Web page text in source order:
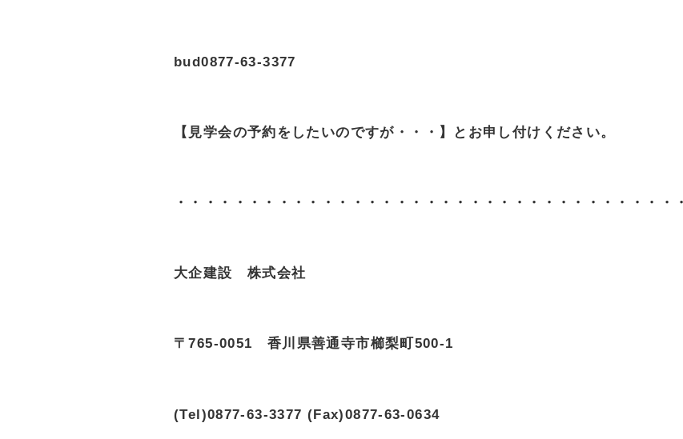
bud0877-63-3377
【見学会の予約をしたいのですが・・・】とお申し付けください。
・・・・・・・・・・・・・・・・・・・・・・・・・・・・・・・・・・
大企建設 株式会社
〒765-0051 香川県善通寺市櫛梨町500-1
(Tel)0877-63-3377 (Fax)0877-63-0634